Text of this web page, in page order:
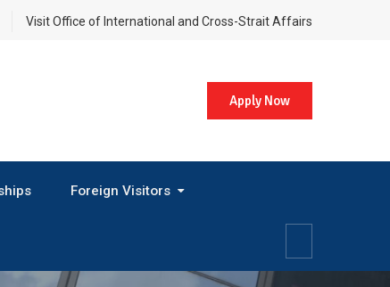
Visit Office of International and Cross-Strait Affairs
Apply Now
Foreign Visitors